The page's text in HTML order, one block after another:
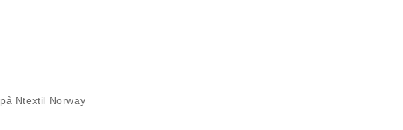
på Ntextil Norway